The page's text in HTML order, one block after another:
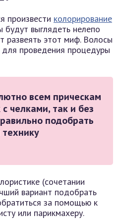
произвести колорирование
будут выглядеть нелепо
развеять этот миф. Волосы
проведения процедуры
всем прическам
челками, так и без
подобрать
(сочетании
вариант подобрать
за помощью к
или парикмахеру.